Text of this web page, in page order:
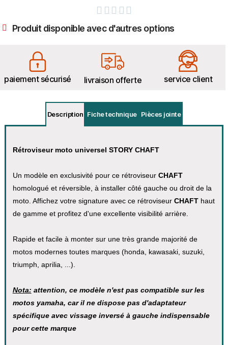
    
Produit disponible avec d'autres options
paiement sécurisé livraison offerte service client
Description Fiche technique Pièces jointe
Rétroviseur moto universel STORY CHAFT
Un modèle en exclusivité pour ce rétroviseur CHAFT
homologué et réversible, à installer côté gauche ou droit de la
moto. Affichez votre signature avec ce rétroviseur CHAFT haut
de gamme et profitez d'une excellente visibilité arrière.
Rapide et facile à monter sur une très grande majorité de
motos modernes toutes marques (honda, kawasaki, suzuki,
triumph, aprilia, ...).
Nota: attention, ce modèle n'est pas compatible sur les
motos yamaha, car il ne dispose pas d'adaptateur
spécifique avec vissage inversé à gauche indispensable
pour cette marque